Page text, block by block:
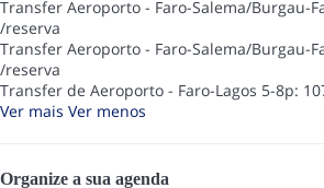
Transfer Aeroporto - Faro-Salema/Burgau-
/reserva
Transfer Aeroporto - Faro-Salema/Burgau-
/reserva
Transfer de Aeroporto - Faro-Lagos 5-8p:
Ver mais Ver menos
Organize a sua agenda